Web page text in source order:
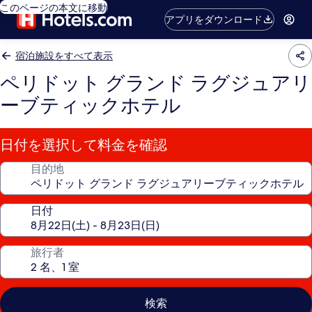
このページの本文に移動
アプリをダウンロード
宿泊施設をすべて表示
ペリドット グランド ラグジュアリ
ーブティックホテル
日付を選択して料金を確認
目的地
日付
旅行者
検索